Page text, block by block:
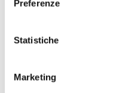
Preferenze
Statistiche
Marketing
Fracassi
progettata
di Flavio Padovan,
realizzati con l'AI